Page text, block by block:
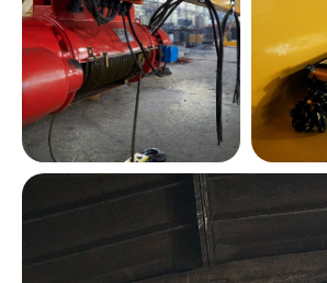
Я согласен на передачу и обработку
своих персональных данных согласно
Политики конфиденциальности